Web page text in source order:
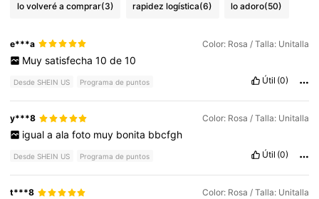
lo volveré a comprar(3) rapidez logística(6) lo adoro(50)
e***a Color: Rosa / Talla: Unitalla
Muy satisfecha 10 de 10
Desde SHEIN US Programa de puntos Útil (0)
y***8 Color: Rosa / Talla: Unitalla
igual a ala foto muy bonita bbcfgh
Desde SHEIN US Programa de puntos Útil (0)
t***8 Color: Rosa / Talla: Unitalla